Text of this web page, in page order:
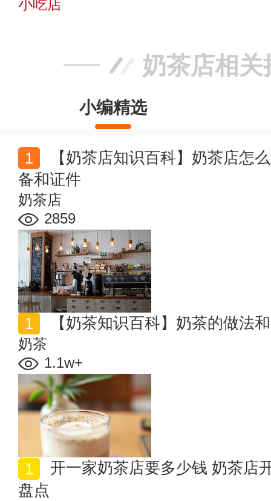
小吃店
奶茶店相关
小编精选
备和证件
奶茶店
2859
【奶茶知识百科】奶茶的做法
奶茶
1.1w+
盘点